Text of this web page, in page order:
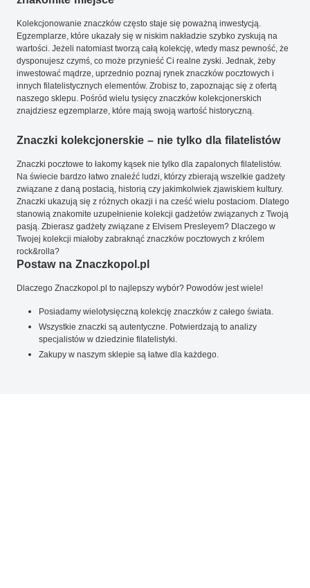
Kolekcjonowanie znaczków często staje się poważną inwestycją.
Egzemplarze, które ukazały się w niskim nakładzie szybko zyskują na
wartości. Jeżeli natomiast tworzą całą kolekcję, wtedy masz pewność, że
dysponujesz czymś, co może przynieść Ci realne zyski. Jednak, żeby
inwestować mądrze, uprzednio poznaj rynek znaczków pocztowych i
innych filatelistycznych elementów. Zrobisz to, zapoznając się z ofertą
naszego sklepu. Pośród wielu tysięcy znaczków kolekcjonerskich
znajdziesz egzemplarze, które mają swoją wartość historyczną.
Znaczki kolekcjonerskie – nie tylko dla filatelistów
Znaczki pocztowe to łakomy kąsek nie tylko dla zapalonych filatelistów.
Na świecie bardzo łatwo znaleźć ludzi, którzy zbierają wszelkie gadżety
związane z daną postacią, historią czy jakimkolwiek zjawiskiem kultury.
Znaczki ukazują się z różnych okazji i na cześć wielu postaciom. Dlatego
stanowią znakomite uzupełnienie kolekcji gadżetów związanych z Twoją
pasją. Zbierasz gadżety związane z Elvisem Presleyem? Dlaczego w
Twojej kolekcji miałoby zabraknąć znaczków pocztowych z królem
rock&rolla?
Postaw na Znaczkopol.pl
Dlaczego Znaczkopol.pl to najlepszy wybór? Powodów jest wiele!
Posiadamy wielotysięczną kolekcję znaczków z całego świata.
Wszystkie znaczki są autentyczne. Potwierdzają to analizy
specjalistów w dziedzinie filatelistyki.
Zakupy w naszym sklepie są łatwe dla każdego.